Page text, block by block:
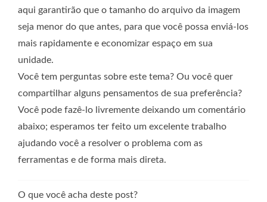
aqui garantirão que o tamanho do arquivo da imagem
seja menor do que antes, para que você possa enviá-los
mais rapidamente e economizar espaço em sua
unidade.
Você tem perguntas sobre este tema? Ou você quer
compartilhar alguns pensamentos de sua preferência?
Você pode fazê-lo livremente deixando um comentário
abaixo; esperamos ter feito um excelente trabalho
ajudando você a resolver o problema com as
ferramentas e de forma mais direta.
O que você acha deste post?